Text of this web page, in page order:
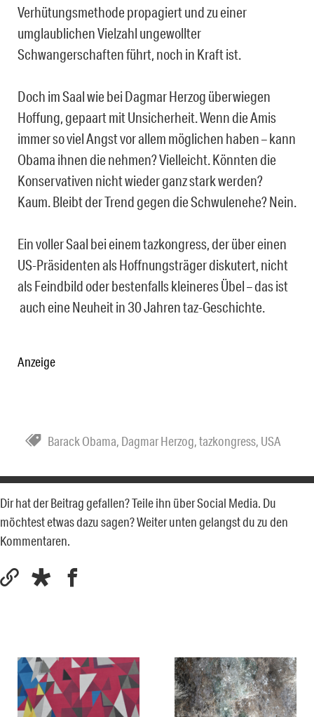
Verhütungsmethode propagiert und zu einer
umglaublichen Vielzahl ungewollter
Schwangerschaften führt, noch in Kraft ist.
Doch im Saal wie bei Dagmar Herzog überwiegen
Hoffung, gepaart mit Unsicherheit. Wenn die Amis
immer so viel Angst vor allem möglichen haben – kann
Obama ihnen die nehmen? Vielleicht. Könnten die
Konservativen nicht wieder ganz stark werden?
Kaum. Bleibt der Trend gegen die Schwulenehe? Nein.
Ein voller Saal bei einem tazkongress, der über einen
US-Präsidenten als Hoffnungsträger diskutert, nicht
als Feindbild oder bestenfalls kleineres Übel – das ist
auch eine Neuheit in 30 Jahren taz-Geschichte.
Anzeige
Barack Obama, Dagmar Herzog,tazkongress, USA
Dir hat der Beitrag gefallen? Teile ihn über Social Media. Du
möchtest etwas dazu sagen? Weiter unten gelangst du zu den
Kommentaren.